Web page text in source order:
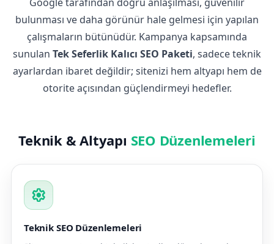
bulunması ve daha görünür hale gelmesi için yapılan
çalışmaların bütünüdür. Kampanya kapsamında
sunulan Tek Seferlik Kalıcı SEO Paketi, sadece teknik
ayarlardan ibaret değildir; sitenizi hem altyapı hem de
otorite açısından güçlendirmeyi hedefler.
Teknik & Altyapı SEO Düzenlemeleri
settings
Teknik SEO Düzenlemeleri